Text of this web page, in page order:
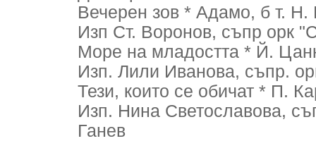
Вечерен зов * Адамо, б т. Н.
Изп Ст. Воронов, съпр орк
Море на младостта * Й.
Изп. Лили Иванова, съпр.
Тези, които се обичат * П.
Изп. Нина Светославова,
Ганев